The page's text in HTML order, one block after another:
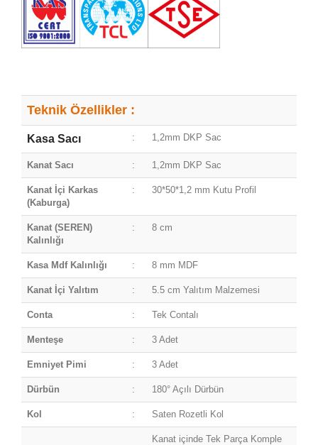
Teknik Özellikler :
Kasa Sacı : 1,2mm DKP Sac
Kanat Sacı : 1,2mm DKP Sac
Kanat İçi Karkas
(Kaburga)
: 30*50*1,2 mm Kutu Profil
Kanat (SEREN)
Kalınlığı
: 8 cm
Kasa Mdf Kalınlığı : 8 mm MDF
Kanat İçi Yalıtım : 5.5 cm Yalıtım Malzemesi
Conta : Tek Contalı
Menteşe : 3 Adet
Emniyet Pimi : 3 Adet
Dürbün : 180° Açılı Dürbün
Kol : Saten Rozetli Kol
Kanat içinde Tek Parça Komple